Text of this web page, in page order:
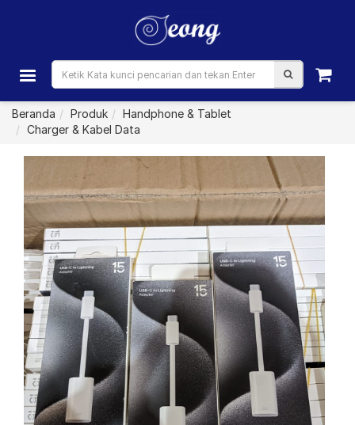
Beranda Produk
Handphone & Tablet
Charger & Kabel Data